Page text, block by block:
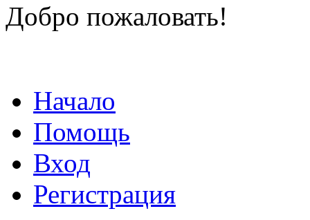
Добро пожаловать!
Начало
Помощь
Вход
Регистрация